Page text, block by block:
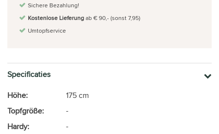
Sichere Bezahlung!
Kostenlose Lieferungab € 90,- (sonst 7,95)
Umtopfservice
Specificaties
Höhe:
175 cm
Topfgröße:
-
Hardy:
-